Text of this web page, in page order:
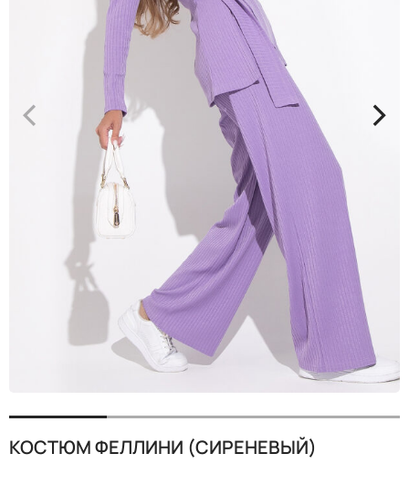
< >
КОСТЮМ ФЕЛЛИНИ (СИРЕНЕВЫЙ)